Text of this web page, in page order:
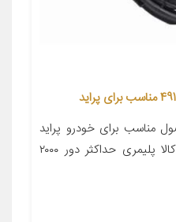
مناسب برای خودرو پراید
تعداد در بسته‌بندی ۱ جنس کالا پلیمری حداکثر دور ۲۰۰۰